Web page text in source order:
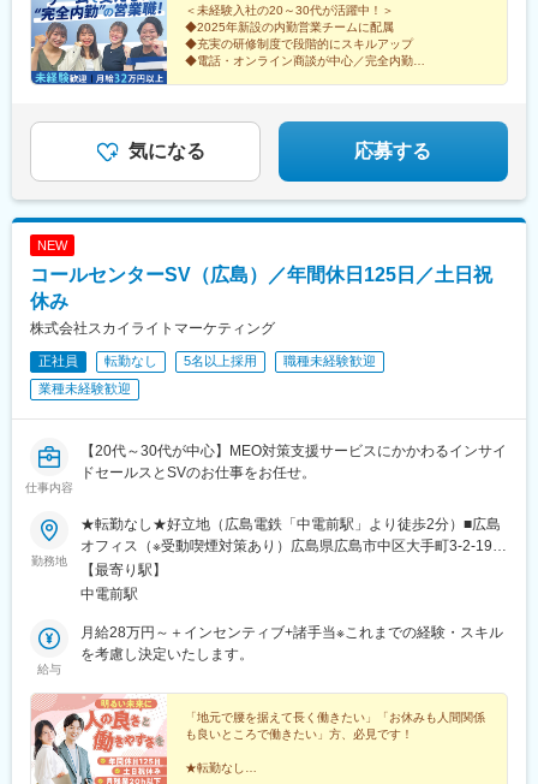
果はインセンティブとして支給！成長や頑張りを給与面でもしっ
かり評価・還元します！◎実績次第で収入も「青天井」です！＜
★年収例★＞■年収500万円（月給32万円＋賞与）／入社1年目■年
収650万円（月給34万円＋賞与）／入社3年目■年収800万円（月
＜未経験入社の20～30代が活躍中！＞
◆2025年新設の内勤営業チームに配属
◆充実の研修制度で段階的にスキルアップ
◆電話・オンライン商談が中心／完全内勤
気になる 応募する
NEW
コールセンターSV（広島）／年間休日125日／土日祝
休み
株式会社スカイライトマーケティング
正社員 転勤なし 5名以上採用
職種未経験歓迎
業種未経験歓迎
仕事内容
【20代～30代が中心】MEO対策支援サービスにかかわるインサイ
ドセールスとSVのお仕事をお任せ。
勤務地
★転勤なし★好立地（広島電鉄「中電前駅」より徒歩2分）■広島
オフィス（※受動喫煙対策あり）広島県広島市中区大手町3-2-19
パーソンライフビル4F
【最寄り駅】
中電前駅
給与
月給28万円～＋インセンティブ+諸手当※これまでの経験・スキル
を考慮し決定いたします。
「地元で腰を据えて長く働きたい」「お休みも人間関係
も良いところで働きたい」方、必見です！
★転勤なし